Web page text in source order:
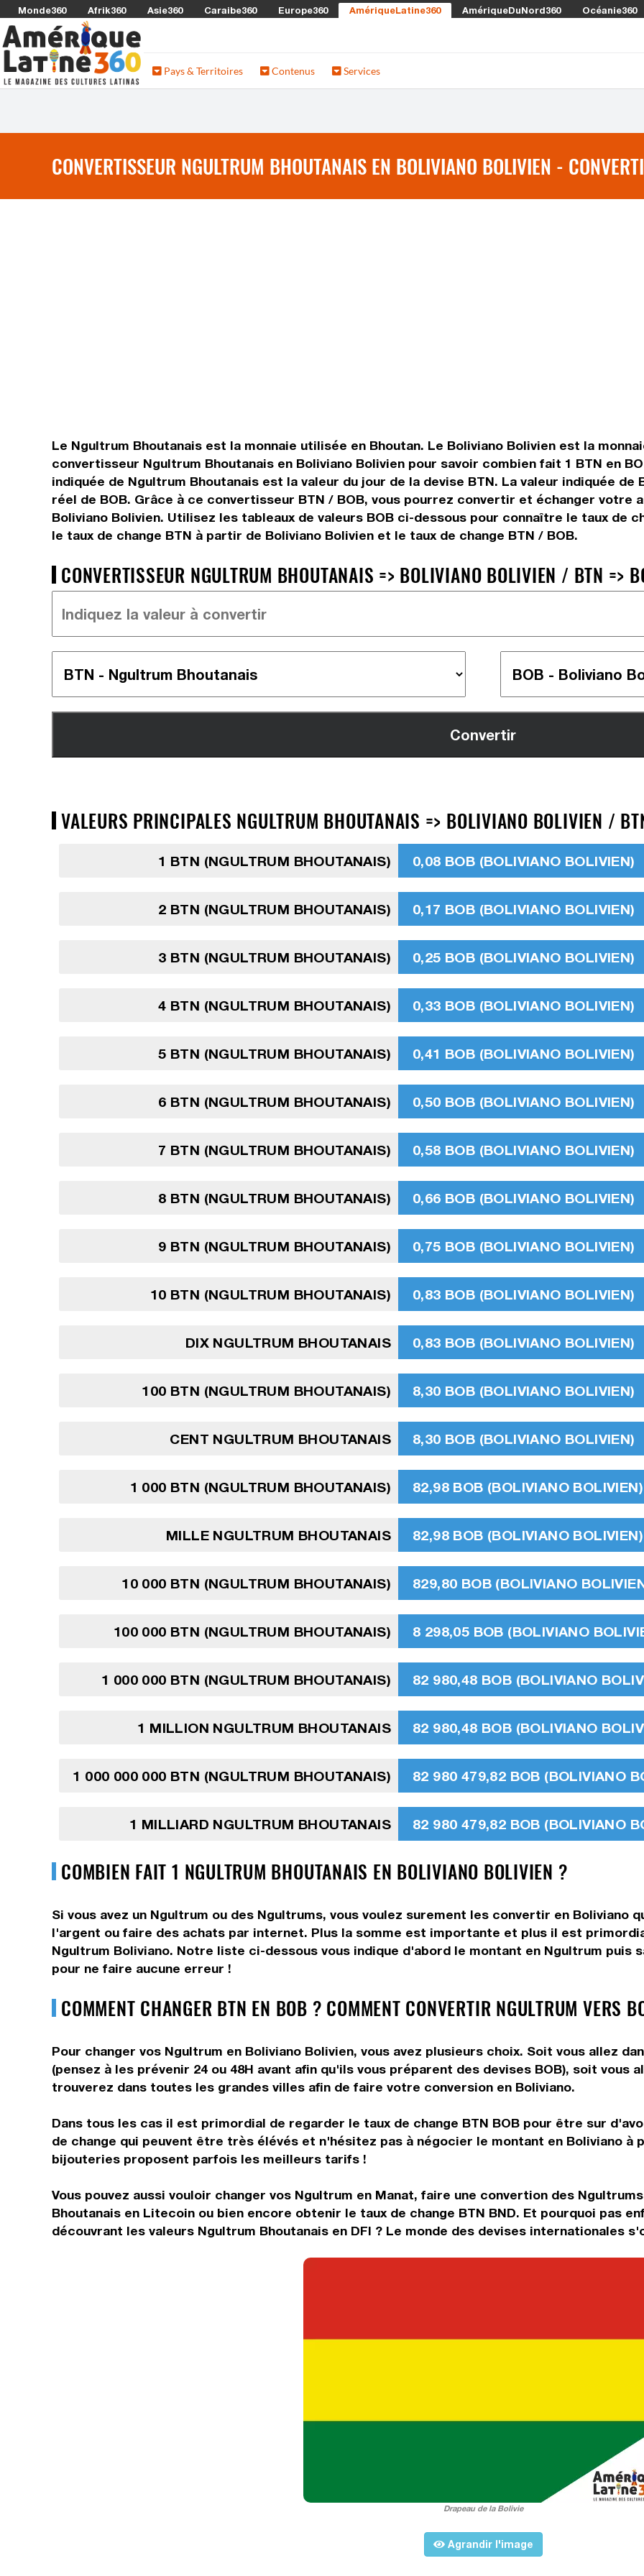
Monde360 Afrik360 Asie360 Caraibe360 Europe360 AmériqueLatine360 AmériqueDuNord360 Océanie360
Pays & Territoires Contenus Services
CONVERTISSEUR NGULTRUM BHOUTANAIS EN BOLIVIANO BOLIVIEN -
Le Ngultrum Bhoutanais est la monnaie utilisée en Bhoutan. Le Boliviano Bolivien est la
convertisseur Ngultrum Bhoutanais en Boliviano Bolivien pour savoir combien fait 1 BTN en
indiquée de Ngultrum Bhoutanais est la valeur du jour de la devise BTN. La valeur indiquée
réel de BOB. Grâce à ce convertisseur BTN / BOB, vous pourrez convertir et échanger votre
Boliviano Bolivien. Utilisez les tableaux de valeurs BOB ci-dessous pour connaître le taux de
le taux de change BTN à partir de Boliviano Bolivien et le taux de change BTN / BOB.
CONVERTISSEUR NGULTRUM BHOUTANAIS => BOLIVIANO BOLIVIEN / BTN =>
VALEURS PRINCIPALES NGULTRUM BHOUTANAIS => BOLIVIANO BOLIVIEN /
1 BTN (NGULTRUM BHOUTANAIS) 0,08 BOB (BOLIVIANO BOLIVIEN)
2 BTN (NGULTRUM BHOUTANAIS) 0,17 BOB (BOLIVIANO BOLIVIEN)
3 BTN (NGULTRUM BHOUTANAIS) 0,25 BOB (BOLIVIANO BOLIVIEN)
4 BTN (NGULTRUM BHOUTANAIS) 0,33 BOB (BOLIVIANO BOLIVIEN)
5 BTN (NGULTRUM BHOUTANAIS) 0,41 BOB (BOLIVIANO BOLIVIEN)
6 BTN (NGULTRUM BHOUTANAIS) 0,50 BOB (BOLIVIANO BOLIVIEN)
7 BTN (NGULTRUM BHOUTANAIS) 0,58 BOB (BOLIVIANO BOLIVIEN)
8 BTN (NGULTRUM BHOUTANAIS) 0,66 BOB (BOLIVIANO BOLIVIEN)
9 BTN (NGULTRUM BHOUTANAIS) 0,75 BOB (BOLIVIANO BOLIVIEN)
10 BTN (NGULTRUM BHOUTANAIS) 0,83 BOB (BOLIVIANO BOLIVIEN)
DIX NGULTRUM BHOUTANAIS 0,83 BOB (BOLIVIANO BOLIVIEN)
100 BTN (NGULTRUM BHOUTANAIS) 8,30 BOB (BOLIVIANO BOLIVIEN)
CENT NGULTRUM BHOUTANAIS 8,30 BOB (BOLIVIANO BOLIVIEN)
1 000 BTN (NGULTRUM BHOUTANAIS) 82,98 BOB (BOLIVIANO BOLIVIEN)
MILLE NGULTRUM BHOUTANAIS 82,98 BOB (BOLIVIANO BOLIVIEN)
10 000 BTN (NGULTRUM BHOUTANAIS) 829,80 BOB (BOLIVIANO
100 000 BTN (NGULTRUM BHOUTANAIS) 8 298,05 BOB (BOLIVIANO
1 000 000 BTN (NGULTRUM BHOUTANAIS) 82 980,48 BOB (BOLIVIANO
1 MILLION NGULTRUM BHOUTANAIS 82 980,48 BOB (BOLIVIANO
1 000 000 000 BTN (NGULTRUM BHOUTANAIS) 82 980 479,82 BOB (BOLIVIANO
1 MILLIARD NGULTRUM BHOUTANAIS 82 980 479,82 BOB (BOLIVIANO
COMBIEN FAIT 1 NGULTRUM BHOUTANAIS EN BOLIVIANO BOLIVIEN ?
Si vous avez un Ngultrum ou des Ngultrums, vous voulez surement les convertir en Boliviano
l'argent ou faire des achats par internet. Plus la somme est importante et plus il est
Ngultrum Boliviano. Notre liste ci-dessous vous indique d'abord le montant en Ngultrum puis
pour ne faire aucune erreur !
COMMENT CHANGER BTN EN BOB ? COMMENT CONVERTIR NGULTRUM VERS
Pour changer vos Ngultrum en Boliviano Bolivien, vous avez plusieurs choix. Soit vous allez
(pensez à les prévenir 24 ou 48H avant afin qu'ils vous préparent des devises BOB), soit vous
trouverez dans toutes les grandes villes afin de faire votre conversion en Boliviano.
Dans tous les cas il est primordial de regarder le taux de change BTN BOB pour être sur
de change qui peuvent être très élévés et n'hésitez pas à négocier le montant en Boliviano à
bijouteries proposent parfois les meilleurs tarifs !
Vous pouvez aussi vouloir changer vos Ngultrum en Manat, faire une convertion des
Bhoutanais en Litecoin ou bien encore obtenir le taux de change BTN BND. Et pourquoi pas
découvrant les valeurs Ngultrum Bhoutanais en DFI ? Le monde des devises internationales
Drapeau de la Bolivie
Agrandir l'image